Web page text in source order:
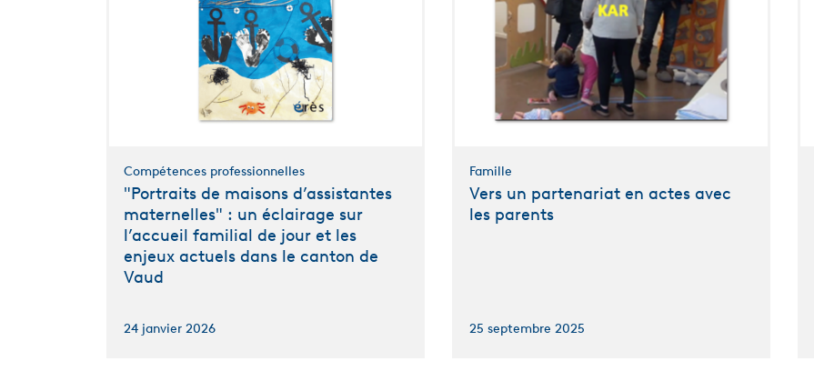
Compétences professionnelles
"Portraits de maisons d’assistantes
maternelles" : un éclairage sur
l’accueil familial de jour et les
enjeux actuels dans le canton de
Vaud
24 janvier 2026
Famille
Vers un partenariat en actes avec
les parents
25 septembre 2025